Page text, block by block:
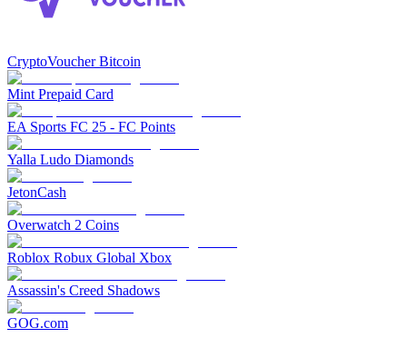
CryptoVoucher Bitcoin
Mint Prepaid Card
EA Sports FC 25 - FC Points
Yalla Ludo Diamonds
JetonCash
Overwatch 2 Coins
Roblox Robux Global Xbox
Assassin's Creed Shadows
GOG.com